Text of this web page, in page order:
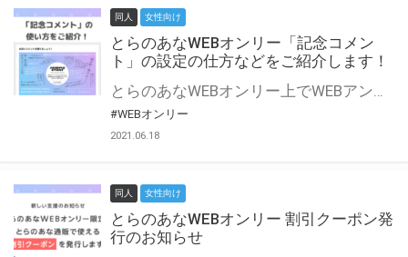
同人 女性向け
とらのあなWEBオンリー「記念コメン
ト」の設定の仕方などをご紹介します！
とらのあなWEBオンリー上でWEBアンソロジーが作成できる「記念コメント」について、その使い方や作成手順を解説します！ 支援タイプを「サークル参加型」「サークル参加型・マルシェ(イベント会場)機能付き」でお申し込みいただいている主催者様はぜひご活用ください♪ とらのあなWEBオンリーサイトはこちら
#WEBオンリー
2021.06.18
同人 女性向け
とらのあなWEBオンリー 割引クーポン発
行のお知らせ